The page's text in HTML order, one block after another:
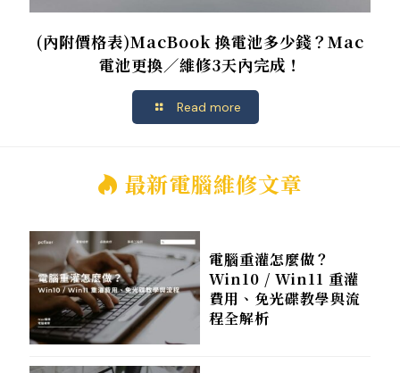
(內附價格表)MacBook 換電池多少錢？Mac
電池更換／維修3天內完成！
Read more
最新電腦維修文章
電腦重灌怎麼做？
Win10 / Win11 重灌
費用、免光碟教學與流
程全解析